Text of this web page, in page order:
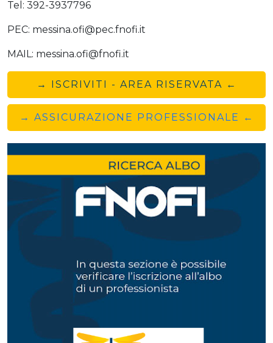
Tel: 392-3937796
PEC: messina.ofi@pec.fnofi.it
MAIL: messina.ofi@fnofi.it
→ ISCRIVITI - AREA RISERVATA ←
→ ASSICURAZIONE PROFESSIONALE ←